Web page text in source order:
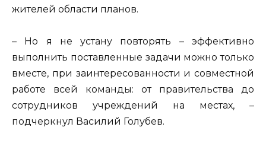
жителей области планов.
– Но я не устану повторять – эффективно
выполнить поставленные задачи можно только
вместе, при заинтересованности и совместной
работе всей команды: от правительства до
сотрудников учреждений на местах, –
подчеркнул Василий Голубев.